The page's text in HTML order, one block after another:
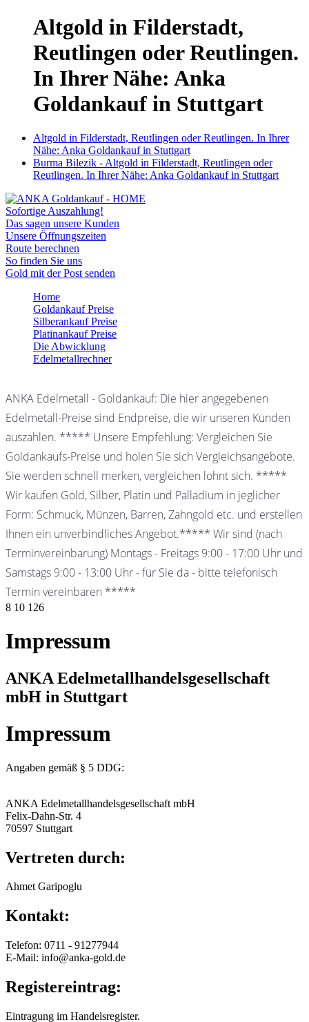
Altgold in Filderstadt,
Reutlingen oder Reutlingen.
In Ihrer Nähe: Anka
Goldankauf in Stuttgart
Altgold in Filderstadt, Reutlingen oder Reutlingen. In Ihrer
Nähe: Anka Goldankauf in Stuttgart
Burma Bilezik - Altgold in Filderstadt, Reutlingen oder
Reutlingen. In Ihrer Nähe: Anka Goldankauf in Stuttgart
Sofortige Auszahlung!
Das sagen unsere Kunden
Unsere Öffnungszeiten
Route berechnen
So finden Sie uns
Gold mit der Post senden
Home
Goldankauf Preise
Silberankauf Preise
Platinankauf Preise
Die Abwicklung
Edelmetallrechner
ANKA Edelmetall - Goldankauf: Die hier angegebenen
Edelmetall-Preise sind Endpreise, die wir unseren Kunden
auszahlen. ***** Unsere Empfehlung: Vergleichen Sie
Goldankaufs-Preise und holen Sie sich Vergleichsangebote.
Sie werden schnell merken, vergleichen lohnt sich. *****
Wir kaufen Gold, Silber, Platin und Palladium in jeglicher
Form: Schmuck, Münzen, Barren, Zahngold etc. und erstellen
Ihnen ein unverbindliches Angebot.***** Wir sind (nach
Terminvereinbarung) Montags - Freitags 9:00 - 17:00 Uhr und
Samstags 9:00 - 13:00 Uhr - für Sie da - bitte telefonisch
Termin vereinbaren *****
8 10 126
Impressum
ANKA Edelmetallhandelsgesellschaft
mbH in Stuttgart
Impressum
Angaben gemäß § 5 DDG:
ANKA Edelmetallhandelsgesellschaft mbH
Felix-Dahn-Str. 4
70597 Stuttgart
Vertreten durch:
Ahmet Garipoglu
Kontakt:
Telefon: 0711 - 91277944
E-Mail: info@anka-gold.de
Registereintrag:
Eintragung im Handelsregister.